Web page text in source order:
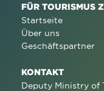
FÜR TOURISMUS
Startseite
Über uns
Geschäftspartner
KONTAKT
Deputy Ministry of